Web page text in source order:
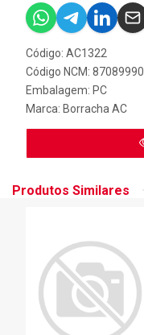
Código: AC1322
Código NCM: 87089990
Embalagem: PC
Marca: Borracha AC
Produtos Similares